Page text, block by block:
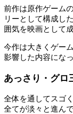
前作は原作ゲーム
リーとして構成し
囲気を映画として
今作は大きくゲー
影響した内容にな
あっさり・グロ
全体を通してスゴ
全てが淡々と進ん